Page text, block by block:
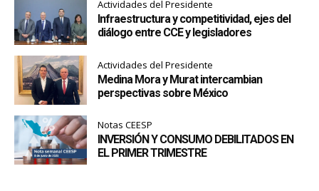
Actividades del Presidente
Infraestructura y competitividad, ejes del
diálogo entre CCE y legisladores
Actividades del Presidente
Medina Mora y Murat intercambian
perspectivas sobre México
Notas CEESP
INVERSIÓN Y CONSUMO DEBILITADOS EN
EL PRIMER TRIMESTRE